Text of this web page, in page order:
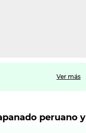
Ver más
peruano y